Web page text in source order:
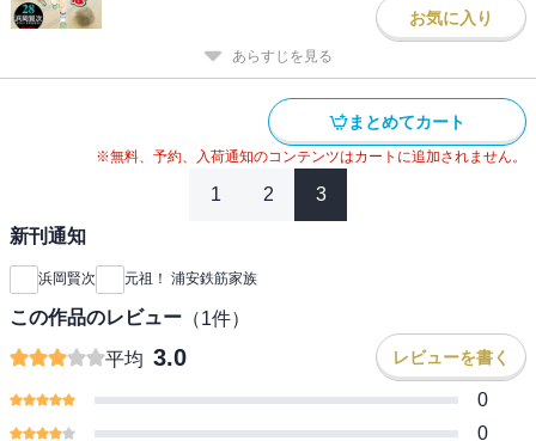
お気に入り
あらすじを見る
まとめてカート
※無料、予約、入荷通知のコンテンツはカートに追加されません。
1 2 3
新刊通知
浜岡賢次 元祖！ 浦安鉄筋家族
この作品のレビュー （1件）
平均 3.0 レビューを書く
0
0